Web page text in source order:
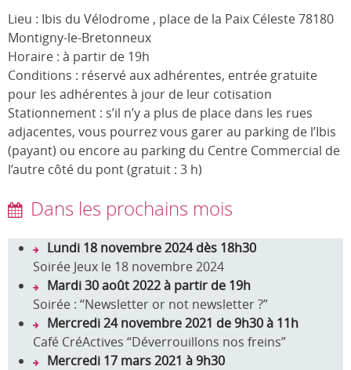
Lieu : Ibis du Vélodrome , place de la Paix Céleste 78180
Montigny-le-Bretonneux
Horaire : à partir de 19h
Conditions : réservé aux adhérentes, entrée gratuite
pour les adhérentes à jour de leur cotisation
Stationnement : s’il n’y a plus de place dans les rues
adjacentes, vous pourrez vous garer au parking de l’Ibis
(payant) ou encore au parking du Centre Commercial de
l’autre côté du pont (gratuit : 3 h)
Dans les prochains mois
Lundi 18 novembre 2024 dès 18h30
Soirée Jeux le 18 novembre 2024
Mardi 30 août 2022 à partir de 19h
Soirée : “Newsletter or not newsletter ?”
Mercredi 24 novembre 2021 de 9h30 à 11h
Café CréActives “Déverrouillons nos freins”
Mercredi 17 mars 2021 à 9h30